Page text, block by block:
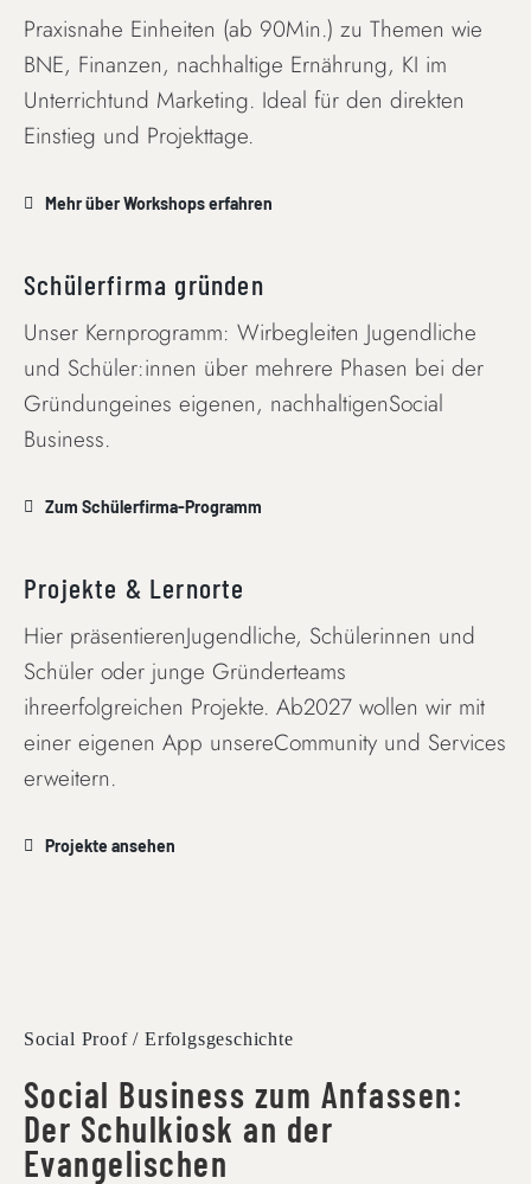
Praxisnahe Einheiten (ab 90Min.) zu Themen wie
BNE, Finanzen, nachhaltige Ernährung, KI im
Unterrichtund Marketing. Ideal für den direkten
Einstieg und Projekttage.
Mehr über Workshops erfahren
Schülerfirma gründen
Unser Kernprogramm: Wirbegleiten Jugendliche
und Schüler:innen über mehrere Phasen bei der
Gründungeines eigenen, nachhaltigenSocial
Business.
Zum Schülerfirma-Programm
Projekte & Lernorte
Hier präsentierenJugendliche, Schülerinnen und
Schüler oder junge Gründerteams
ihreerfolgreichen Projekte. Ab2027 wollen wir mit
einer eigenen App unsereCommunity und Services
erweitern.
Projekte ansehen
Social Proof / Erfolgsgeschichte
Social Business zum Anfassen:
Der Schulkiosk an der
Evangelischen